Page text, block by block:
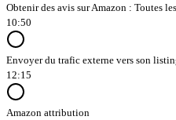
Obtenir des avis sur Amazon : Toutes
10:50
Envoyer du trafic externe vers son
12:15
Amazon attribution